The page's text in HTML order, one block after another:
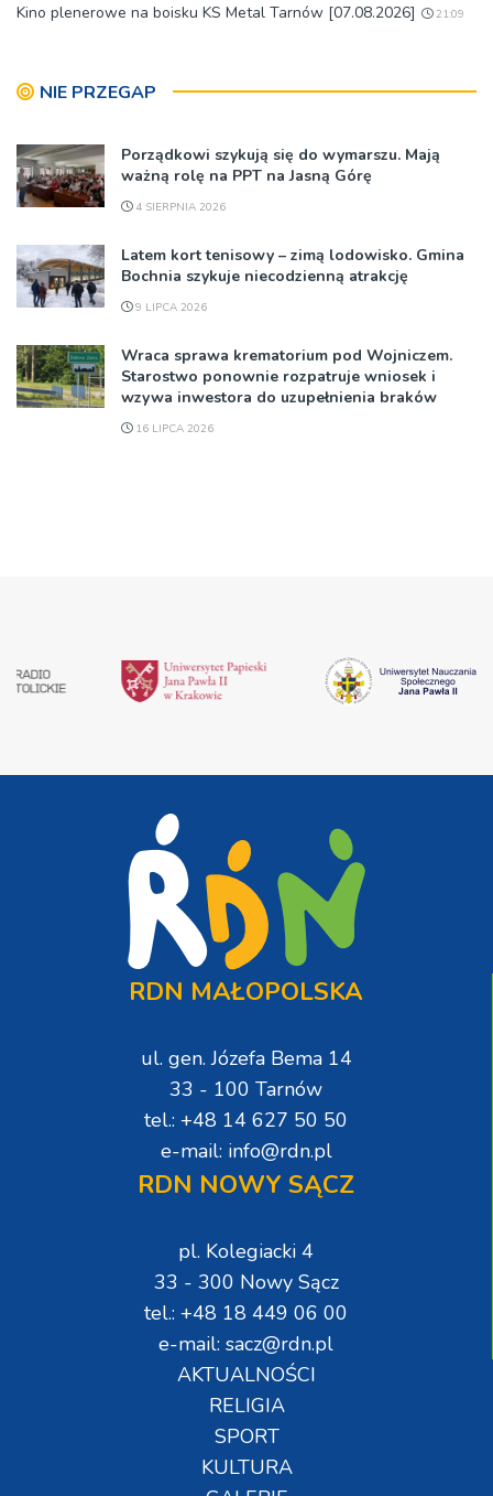
Kino plenerowe na boisku KS Metal Tarnów [07.08.2026] 21:09
NIE PRZEGAP
Porządkowi szykują się do wymarszu. Mają
ważną rolę na PPT na Jasną Górę
4 SIERPNIA 2026
Latem kort tenisowy – zimą lodowisko. Gmina
Bochnia szykuje niecodzienną atrakcję
9 LIPCA 2026
Wraca sprawa krematorium pod Wojniczem.
Starostwo ponownie rozpatruje wniosek i
wzywa inwestora do uzupełnienia braków
16 LIPCA 2026
RDN MAŁOPOLSKA
ul. gen. Józefa Bema 14
33 - 100 Tarnów
tel.: +48 14 627 50 50
e-mail: info@rdn.pl
RDN NOWY SĄCZ
pl. Kolegiacki 4
33 - 300 Nowy Sącz
tel.: +48 18 449 06 00
e-mail: sacz@rdn.pl
AKTUALNOŚCI
RELIGIA
SPORT
KULTURA